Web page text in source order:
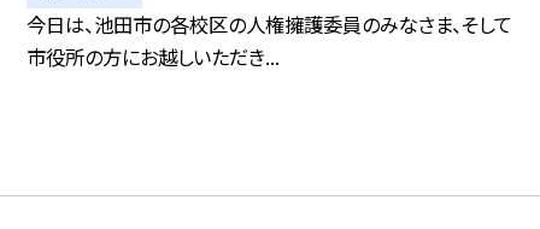
今日は、池田市の各校区の人権擁護委員のみなさま、そして
市役所の方にお越しいただき...